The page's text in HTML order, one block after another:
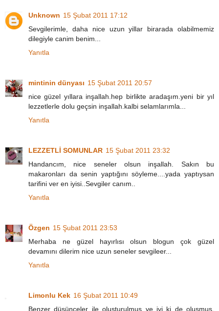
Unknown 15 Şubat 2011 17:12
Sevgilerimle, daha nice uzun yillar birarada olabilmemiz
dilegiyle canim benim...
Yanıtla
mintinin dünyası 15 Şubat 2011 20:57
nice güzel yıllara inşallah.hep birlikte aradaşım.yeni bir yıl
lezzetlerle dolu geçsin inşallah.kalbi selamlarımla...
Yanıtla
LEZZETLİ SOMUNLAR 15 Şubat 2011 23:32
Handancım, nice seneler olsun inşallah. Sakın bu
makaronları da senin yaptığını söyleme....yada yaptıysan
tarifini ver en iyisi..Sevgiler canım..
Yanıtla
Özgen 15 Şubat 2011 23:53
Merhaba ne güzel hayırlısı olsun blogun çok güzel
devamını dilerim nice uzun seneler sevgileer...
Yanıtla
Limonlu Kek 16 Şubat 2011 10:49
Benzer düşünceler ile oluşturulmuş ve iyi ki de oluşmuş,